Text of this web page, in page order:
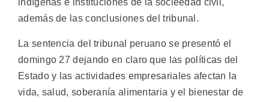
indígenas e instituciones de la socieedad civil,
además de las conclusiones del tribunal.
La sentencia del tribunal peruano se presentó el
domingo 27 dejando en claro que las políticas del
Estado y las actividades empresariales afectan la
vida, salud, soberanía alimentaria y el bienestar de